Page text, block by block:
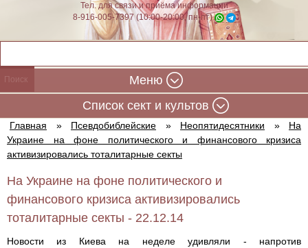
Тел. для связи и приёма информации
8-916-005-7397 (10:00-20:00, пн-пт)
Меню
Cписок сект и культов
Главная » Псевдобиблейские » Неопятидесятники »
На
Украине на фоне политического и финансового кризиса
активизировались тоталитарные секты
На Украине на фоне политического и
финансового кризиса активизировались
тоталитарные секты - 22.12.14
Новости из Киева на неделе удивляли - напротив